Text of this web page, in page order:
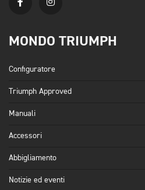
MONDO TRIUMPH
Configuratore
Triumph Approved
Manuali
Accessori
Abbigliamento
Notizie ed eventi